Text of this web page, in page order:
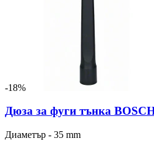
-18%
Дюза за фуги тънка
Диаметър - 35 mm